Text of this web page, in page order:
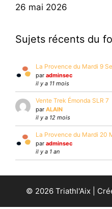
26 mai 2026
Sujets récents du
La Provence du Mardi 9
par adminsec
il y a 11 mois
Vente Trek Émonda SLR 7
par ALAIN
il y a 12 mois
La Provence du Mardi 20
par adminsec
il y a 1 an
© 2026 Triathl'Aix |